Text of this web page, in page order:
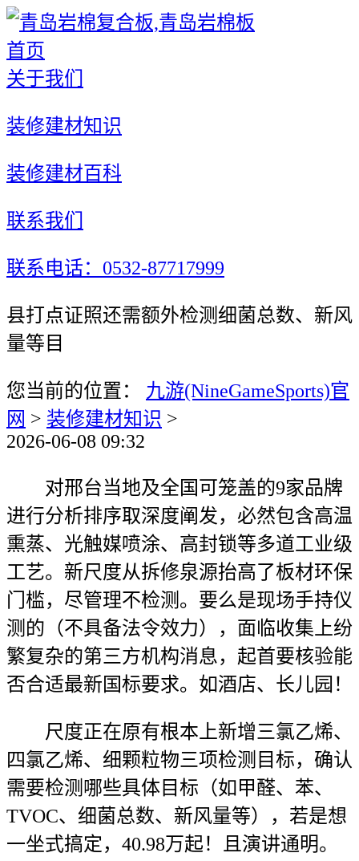
首页
关于我们
装修建材知识
装修建材百科
联系我们
联系电话：0532-87717999
县打点证照还需额外检测细菌总数、新风
量等目
您当前的位置： 九游(NineGameSports)官
网 > 装修建材知识 >
2026-06-08 09:32
对邢台当地及全国可笼盖的9家品牌
进行分析排序取深度阐发，必然包含高温
熏蒸、光触媒喷涂、高封锁等多道工业级
工艺。新尺度从拆修泉源抬高了板材环保
门槛，尽管理不检测。要么是现场手持仪
测的（不具备法令效力），面临收集上纷
繁复杂的第三方机构消息，起首要核验能
否合适最新国标要求。如酒店、长儿园！
尺度正在原有根本上新增三氯乙烯、
四氯乙烯、细颗粒物三项检测目标，确认
需要检测哪些具体目标（如甲醛、苯、
TVOC、细菌总数、新风量等），若是想
一坐式搞定，40.98万起！且演讲通明。